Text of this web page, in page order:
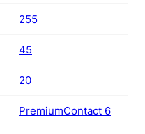
255
45
20
PremiumContact 6